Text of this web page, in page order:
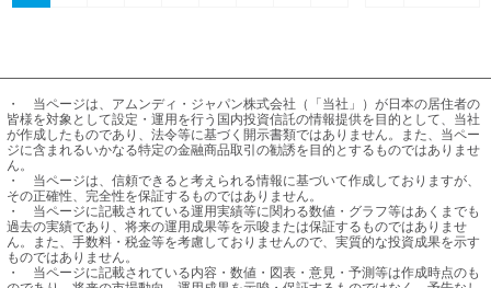
・	当ページは、アムンディ・ジャパン株式会社（「当社」）が日本の居住者の
皆様を対象として設定・運用を行う国内投資信託の情報提供を目的として、当社
が作成したものであり、法令等に基づく開示書類ではありません。また、当ペー
ジに含まれるいかなる特定の金融商品取引の勧誘を目的とするものではありませ
ん。
・	当ページは、信頼できると考えられる情報に基づいて作成しておりますが、
その正確性、完全性を保証するものではありません。
・	当ページに記載されている運用実績等に関わる数値・グラフ等はあくまでも
過去の実績であり、将来の運用成果等を示唆または保証するものではありませ
ん。また、手数料・税金等を考慮しておりませんので、実質的な投資成果を示す
ものではありません。
・	当ページに記載されている内容・数値・図表・意見・予測等は作成時点のも